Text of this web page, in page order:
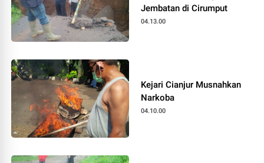
Jembatan di Cirumput
04.13.00
Kejari Cianjur Musnahkan
Narkoba
04.10.00